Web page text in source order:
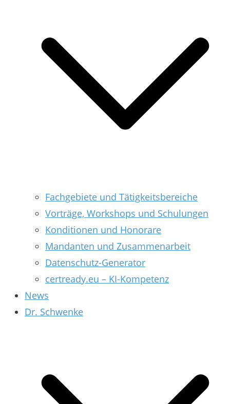
Fachgebiete und Tätigkeitsbereiche
Vorträge, Workshops und Schulungen
Konditionen und Honorare
Mandanten und Zusammenarbeit
Datenschutz-Generator
certready.eu – KI-Kompetenz
News
Dr. Schwenke